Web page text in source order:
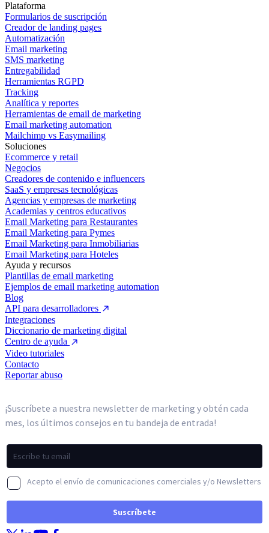
Plataforma
Formularios de suscripción
Creador de landing pages
Automatización
Email marketing
SMS marketing
Entregabilidad
Herramientas RGPD
Tracking
Analítica y reportes
Herramientas de email de marketing
Email marketing automation
Mailchimp vs Easymailing
Soluciones
Ecommerce y retail
Negocios
Creadores de contenido e influencers
SaaS y empresas tecnológicas
Agencias y empresas de marketing
Academias y centros educativos
Email Marketing para Restaurantes
Email Marketing para Pymes
Email Marketing para Inmobiliarias
Email Marketing para Hoteles
Ayuda y recursos
Plantillas de email marketing
Ejemplos de email marketing automation
Blog
API para desarrolladores
Integraciones
Diccionario de marketing digital
Centro de ayuda
Video tutoriales
Contacto
Reportar abuso